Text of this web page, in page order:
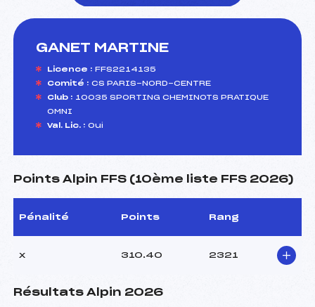
GANET MARTINE
Licence : FFS2214135
Comité : CS PARIS-NORD-CENTRE
Club : 10035 SPORTING CHEMINOTS PRATIQUE
OMNI
Val. Lic. : Oui
Points Alpin FFS (10ème liste FFS 2026)
Pénalité Points Rang
x 310.40 2321
Résultats Alpin 2026